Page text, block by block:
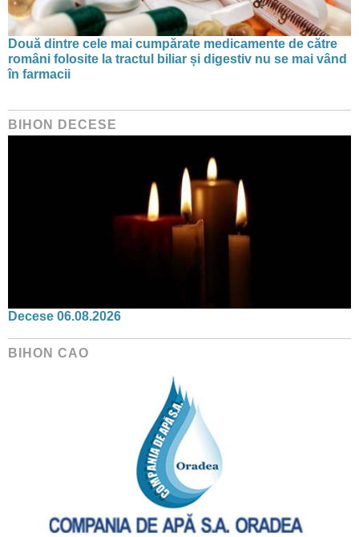
Două dintre cele mai cumpărate medicamente de către
români folosite la tractul biliar și digestiv nu se mai vând
în farmacii
BIHON DECESE
Decese 06.08.2026
BIHON CAO